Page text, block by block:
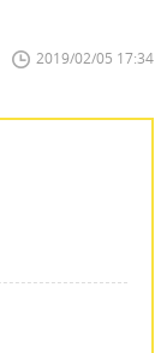
2019/02/05 17:34